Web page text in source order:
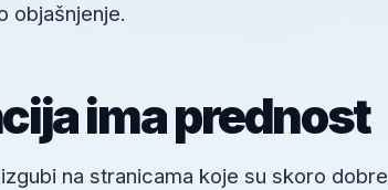
objašnjenje.
ima prednost
na stranicama koje su skoro